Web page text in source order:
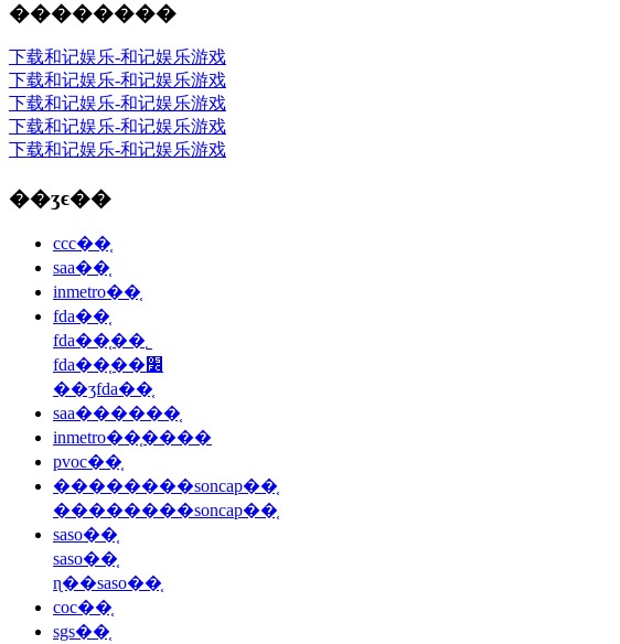
��������
下载和记娱乐-和记娱乐游戏
下载和记娱乐-和记娱乐游戏
下载和记娱乐-和记娱乐游戏
下载和记娱乐-和记娱乐游戏
下载和记娱乐-和记娱乐游戏
��ʒϵ��
ccc��֤
saa��֤
inmetro��֤
fda��֤
fda��֤��˾
fda��֤��׼
��ʒfda��֤
saa������֤
inmetro��֤����
pvoc��֤
��������soncap��֤
��������soncap��֤
saso��֤
saso��֤
ɳ��saso��֤
coc��֤
sgs��֤